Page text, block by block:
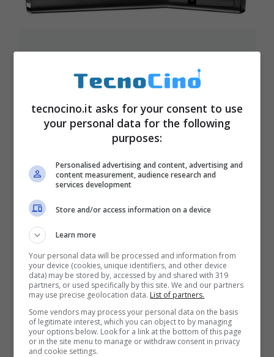
Ora Xbox 360 vende il doppio più
velocemente di Wii
Ottobre 14, 2011
Il gioco per Kinect che insegna
tecniche di autodifesa!
I nuovi accessori per Xbox 360:
telecomando e auricolare wireless
Luglio 27, 2011
tecnocino.it asks for your consent to use
your personal data for the following
purposes:
Personalised advertising and content, advertising and
content measurement, audience research and
services development
Store and/or access information on a device
Learn more
Your personal data will be processed and information from
your device (cookies, unique identifiers, and other device
data) may be stored by, accessed by and shared with 319
partners, or used specifically by this site. We and our partners
may use precise geolocation data. List of partners.
Some vendors may process your personal data on the basis
of legitimate interest, which you can object to by managing
your options below. Look for a link at the bottom of this page
or in the site menu to manage or withdraw consent in privacy
and cookie settings.